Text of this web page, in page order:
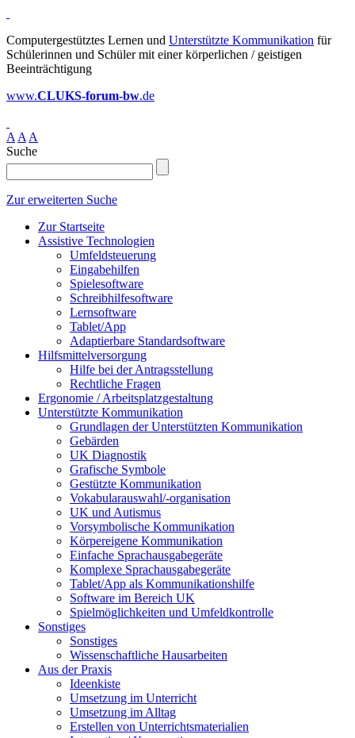
Computergestütztes Lernen und Unterstützte Kommunikation für
Schülerinnen und Schüler mit einer körperlichen / geistigen
Beeinträchtigung
www.CLUKS-forum-bw.de
A A A
Suche
Zur erweiterten Suche
Zur Startseite
Assistive Technologien
Umfeldsteuerung
Eingabehilfen
Spielesoftware
Schreibhilfesoftware
Lernsoftware
Tablet/App
Adaptierbare Standardsoftware
Hilfsmittelversorgung
Hilfe bei der Antragsstellung
Rechtliche Fragen
Ergonomie / Arbeitsplatzgestaltung
Unterstützte Kommunikation
Grundlagen der Unterstützten Kommunikation
Gebärden
UK Diagnostik
Grafische Symbole
Gestützte Kommunikation
Vokabularauswahl/-organisation
UK und Autismus
Vorsymbolische Kommunikation
Körpereigene Kommunikation
Einfache Sprachausgabegeräte
Komplexe Sprachausgabegeräte
Tablet/App als Kommunikationshilfe
Software im Bereich UK
Spielmöglichkeiten und Umfeldkontrolle
Sonstiges
Sonstiges
Wissenschaftliche Hausarbeiten
Aus der Praxis
Ideenkiste
Umsetzung im Unterricht
Umsetzung im Alltag
Erstellen von Unterrichtsmaterialien